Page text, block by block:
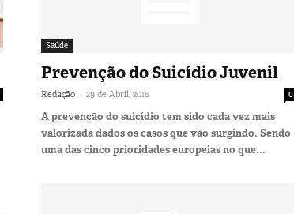
Saúde
Prevenção do Suicídio Juvenil
Redação - 29 de Abril, 2016 0
A prevenção do suicídio tem sido cada vez mais
valorizada dados os casos que vão surgindo. Sendo
uma das cinco prioridades europeias no que...